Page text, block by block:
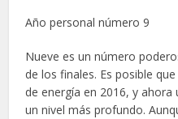
Año personal número 9
Nueve es un número
de los finales. Es posible
de energía en 2016, y
un nivel más profundo.